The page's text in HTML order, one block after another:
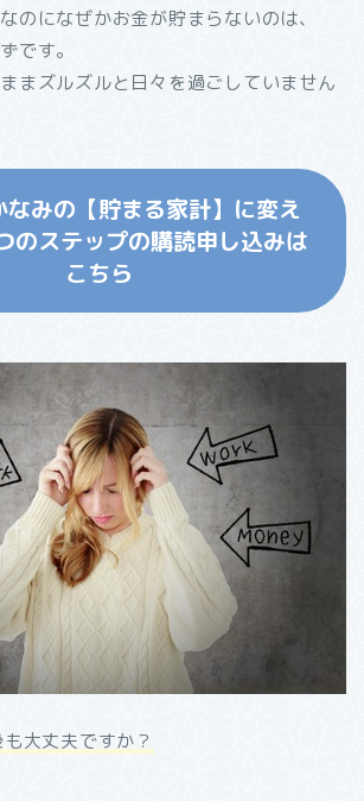
のになぜかお金が貯まらないのは、
です。
まズルズルと日々を過ごしていません
なみの【貯まる家計】に変え
のステップの購読申し込みは
こちら
大丈夫ですか？